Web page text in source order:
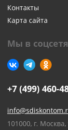
Контакты
Карта сайта
Мы в
+7 (499) 460-
101000, г.